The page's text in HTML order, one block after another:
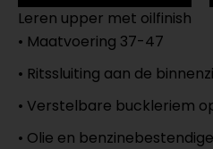
Leren upper met oilfinish
• Maatvoering 37-47
• Ritssluiting aan de
• Verstelbare buckleriem
• Olie en